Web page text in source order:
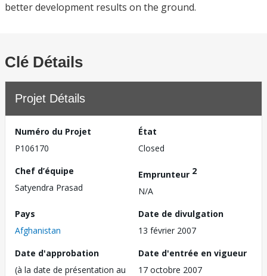
better development results on the ground.
Clé Détails
Projet Détails
Numéro du Projet
P106170
État
Closed
Chef d’équipe
Satyendra Prasad
Emprunteur 2
N/A
Pays
Afghanistan
Date de divulgation
13 février 2007
Date d'approbation
(à la date de présentation au
Date d'entrée en vigueur
17 octobre 2007